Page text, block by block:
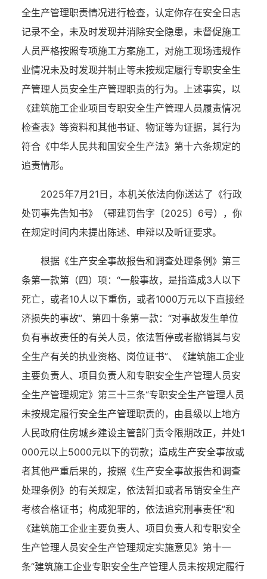
全生产管理职责情况进行检查，认定你存在安全日志
记录不全，未及时发现并消除安全隐患，未督促施工
人员严格按照专项施工方案施工，对施工现场违规作
业情况未及时发现并制止等未按规定履行专职安全生
产管理人员安全生产管理职责的行为。 上述事实，以
《建筑施工企业项目专职安全生产管理人员履责情况
检查表》等资料和其他书证、物证等为证据，其行为
符合《中华人民共和国安全生产法》第十六条规定的
追责情形。
2025年7月 21 日，本机关依法向你送达了《行政
处罚事先告知书》（鄂建罚告字〔2025〕 6号），你
在规定时间内未提出陈述、申辩以及听证要求。
根据 《生产安全事故报告和调查处理条例》第三
条第一款第 （四） 项： “一般事故，是指造成3人以下
死亡，或者10人以下重伤，或者1000万元以下直接经
济损失的事故”、第四十条第一款： “对事故发生单位
负有事故责任的有关人员，依法暂停或者撤销其与安
全生产有关的执业资格、岗位证书”、《建筑施工企业
主要负责人、项目负责人和专职安全生产管理人员安
全生产管理规定》第三十三条“专职安全生产管理人员
未按规定履行安全生产管理职责的，由县级以上地方
人民政府住房城乡建设主管部门责令限期改正，并处1
000元以上5000元以下的罚款；造成生产安全事故或
者其他严重后果的，按照《生产安全事故报告和调查
处理条例》的有关规定，依法暂扣或者吊销安全生产
考核合格证书；构成犯罪的，依法追究刑事责任”和
《建筑施工企业主要负责人、项目负责人和专职安全
生产管理人员安全生产管理规定实施意见》第十一
条“建筑施工企业专职安全生产管理人员未按规定履行